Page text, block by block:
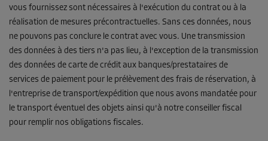
vous fournissez sont nécessaires à l'exécution du contrat ou à la
réalisation de mesures précontractuelles. Sans ces données, nous
ne pouvons pas conclure le contrat avec vous. Une transmission
des données à des tiers n'a pas lieu, à l'exception de la transmission
des données de carte de crédit aux banques/prestataires de
services de paiement pour le prélèvement des frais de réservation, à
l'entreprise de transport/expédition que nous avons mandatée pour
le transport éventuel des objets ainsi qu'à notre conseiller fiscal
pour remplir nos obligations fiscales.